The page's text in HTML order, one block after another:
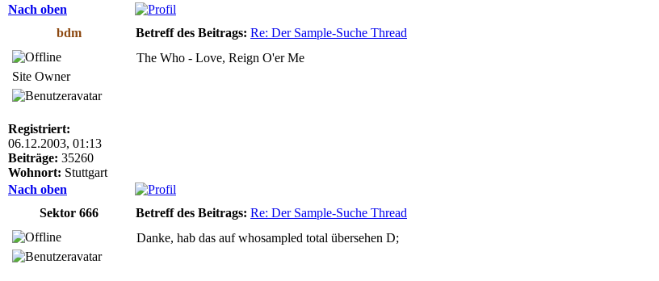
Nach oben
bdm
Betreff des Beitrags: Re: Der Sample-Suche Thread
Site Owner
Registriert:
06.12.2003, 01:13
Beiträge: 35260
Wohnort: Stuttgart
The Who - Love, Reign O'er Me
Nach oben
Sektor 666
Betreff des Beitrags: Re: Der Sample-Suche Thread
Danke, hab das auf whosampled total übersehen D;